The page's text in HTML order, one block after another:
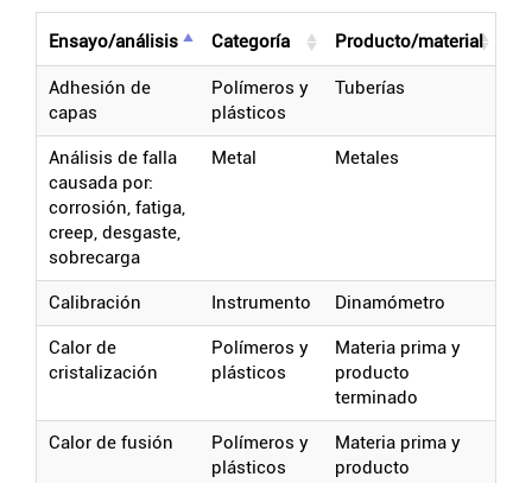
ensayo/análisis categoría producto/material
adhesión de
capas
polímeros y
plásticos
tuberías
análisis de falla
causada por:
corrosión, fatiga,
creep, desgaste,
sobrecarga
metal metales
calibración instrumento dinamómetro
calor de
cristalización
polímeros y
plásticos
materia prima y
producto
terminado
calor de fusión
polímeros y
plásticos
materia prima y
producto